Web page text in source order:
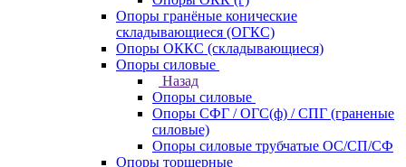
Опоры гранёные конические
складывающиеся (ОГКС)
Опоры ОККС (складывающиеся)
Опоры силовые
Назад
Опоры силовые
Опоры СФГ / ОГС(ф) / СПГ (граненые
силовые)
Опоры силовые трубчатые ОС/СП/СФ
Опоры торшерные